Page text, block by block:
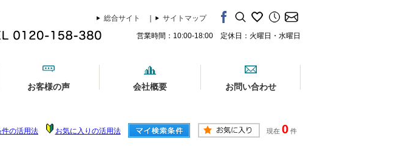
総合サイト
サイトマップ
営業時間：10:00-18:00 定休日：火曜日・水曜日
お客様の声 会社概要 お問い合わせ
件の活用法 お気に入りの活用法 現在 0 件